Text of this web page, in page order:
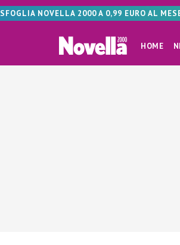
SFOGLIA NOVELLA 2000 A 0,99 EURO AL
HOME